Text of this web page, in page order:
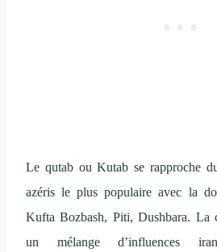
Le qutab ou Kutab se rapproche
azéris le plus populaire avec la
Kufta Bozbash, Piti, Dushbara. La
un mélange d’influences